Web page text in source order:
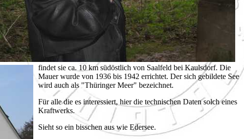
findet sie ca. 10 km südöstlich von Saalfeld bei Kaulsdorf. Die
Mauer wurde von 1936 bis 1942 errichtet. Der sich gebildete See
wird auch als "Thüringer Meer" bezeichnet.
Für alle die es interessiert, hier die technischen Daten solch eines
Kraftwerks.
Sieht so ein bisschen aus wie Edersee.